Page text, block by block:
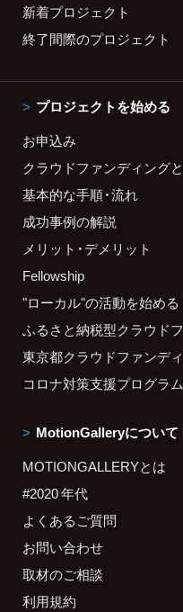
新着プロジェクト
終了間際のプロジェクト
プロジェクトを始める
お申込み
クラウドファンディング
基本的な手順・流れ
成功事例の解説
メリット・デメリット
Fellowship
"ローカル"の活動を始める
ふるさと納税型クラウド
東京都クラウドファンデ
コロナ対策支援プログラ
MotionGalleryについて
MOTIONGALLERYとは
#2020 年代
よくあるご質問
お問い合わせ
取材のご相談
利用規約